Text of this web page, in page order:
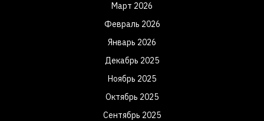
Март 2026
Февраль 2026
Январь 2026
Декабрь 2025
Ноябрь 2025
Октябрь 2025
Сентябрь 2025